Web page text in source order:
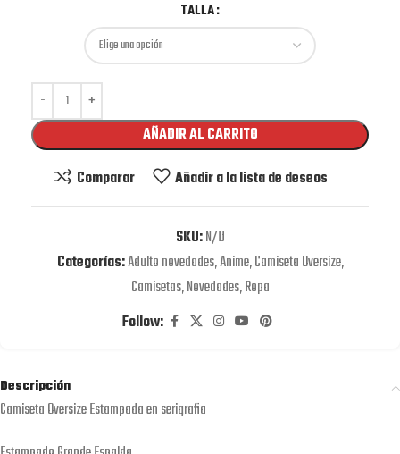
TALLA
AÑADIR AL CARRITO
Comparar
Añadir a la lista de deseos
SKU:N/D
Categorías:Adulto novedades,Anime,Camiseta Oversize,
Camisetas,Novedades,Ropa
Follow:
Descripción
Camiseta Oversize Estampada en serigrafia